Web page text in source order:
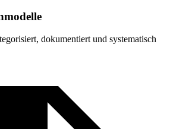
dokumentiert und systematisch